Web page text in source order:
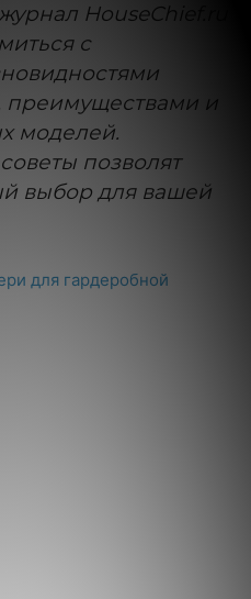
HouseChief.ru
с
преимуществами и
моделей.
позволят
выбор для вашей